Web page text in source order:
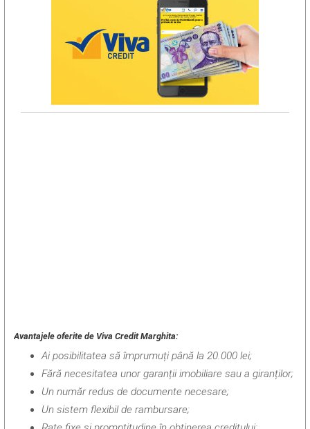
Avantajele oferite de Viva Credit Marghita:
Ai posibilitatea să împrumuți până la 20.000 lei;
Fără necesitatea unor garanții imobiliare sau a giranților;
Un număr redus de documente necesare;
Un sistem flexibil de rambursare;